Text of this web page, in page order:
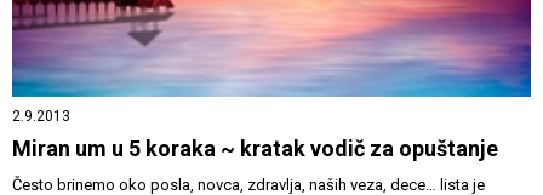
2.9.2013
Miran um u 5 koraka ~ kratak vodič za opuštanje
Često brinemo oko posla, novca, zdravlja, naših veza, dece… lista je